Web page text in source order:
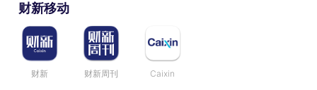
财新移动
财新 财新周刊 Caixin